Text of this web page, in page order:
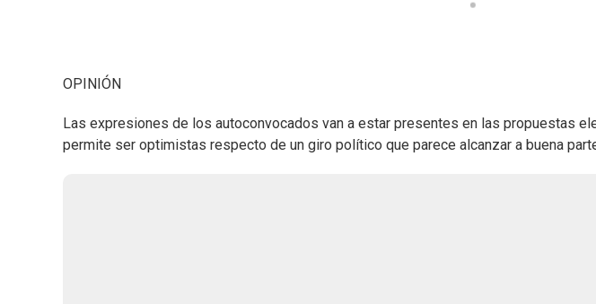
OPINIÓN
Las expresiones de los autoconvocados van a estar presentes en las propuestas
permite ser optimistas respecto de un giro político que parece alcanzar a buena